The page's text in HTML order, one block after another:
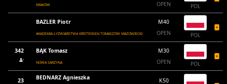
KRAKÓW
OPEN
POL
BAZLER Piotr
AKADEMIA ŁYŻWIARSTWA KRISTENSEN TOMASZÓW MAZOWIECKI
M40
OPEN
POL
342 BĄK Tomasz
NOWA SARZYNA
M30
OPEN
POL
23 BEDNARZ Agnieszka
K50